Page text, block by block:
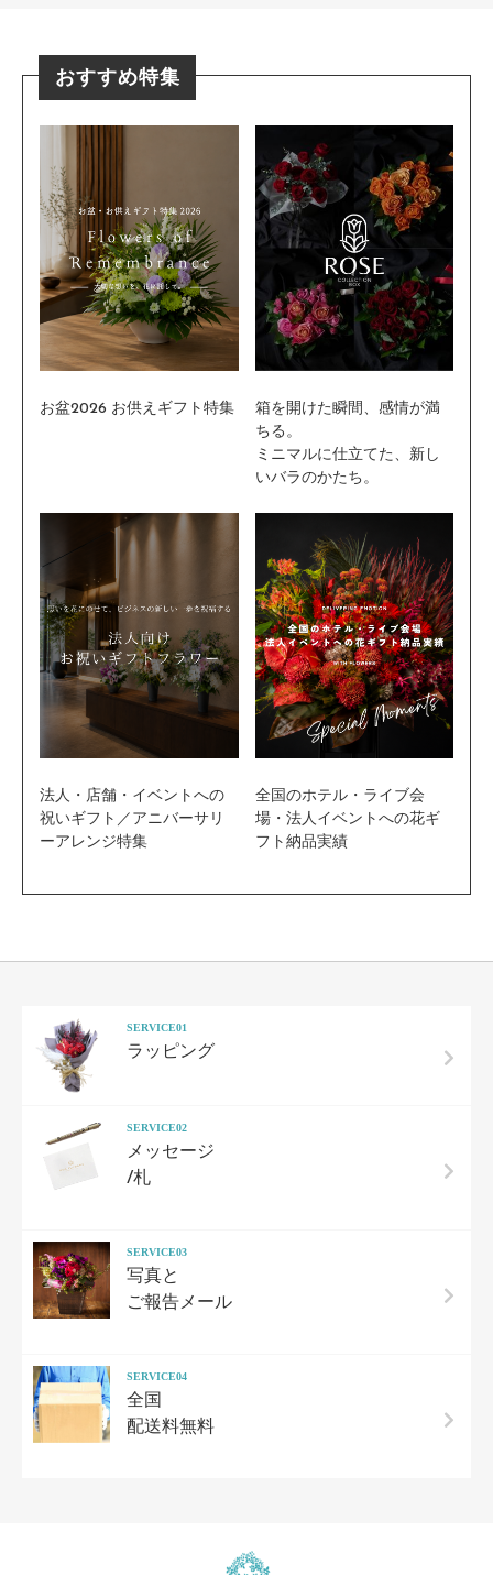
おすすめ特集
お盆2026 お供えギフト特集
箱を開けた瞬間、感情が満
ちる。
ミニマルに仕立てた、新し
いバラのかたち。
法人・店舗・イベントへの
祝いギフト／アニバーサリ
ーアレンジ特集
全国のホテル・ライブ会
場・法人イベントへの花ギ
フト納品実績
SERVICE01
ラッピング
SERVICE02
メッセージ
/札
SERVICE03
写真と
ご報告メール
SERVICE04
全国
配送料無料